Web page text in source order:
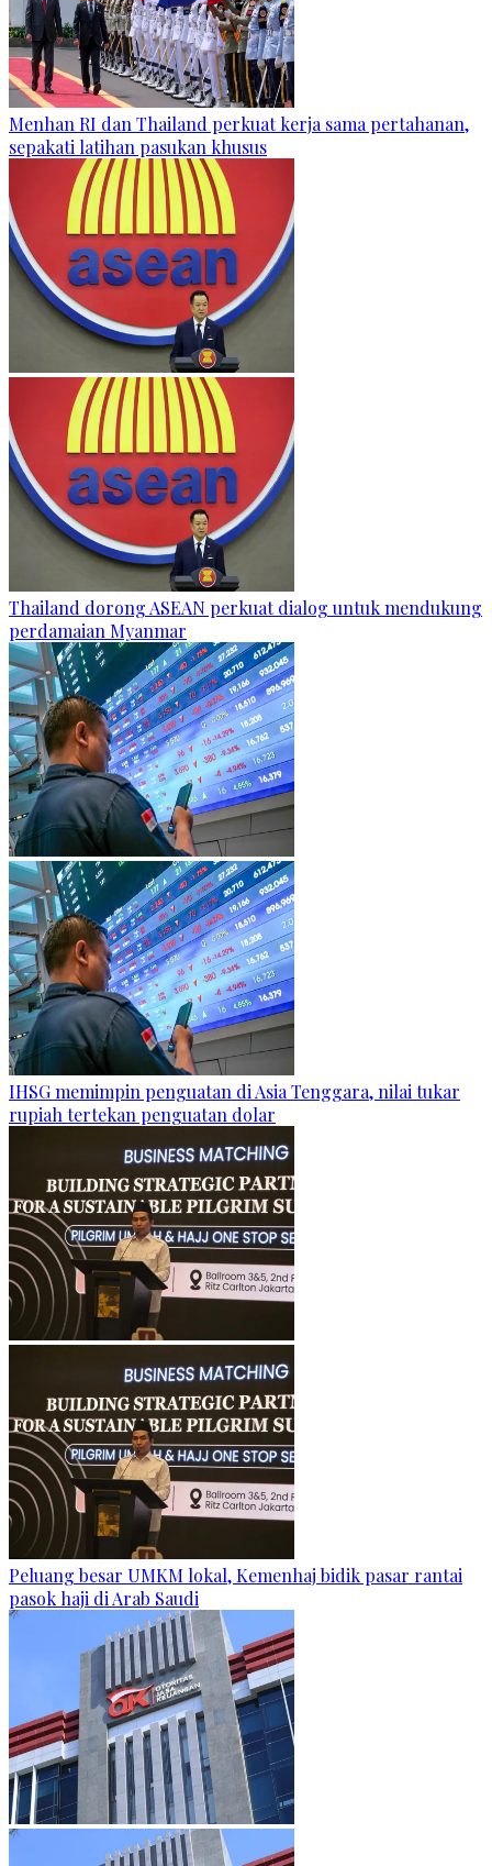
Menhan RI dan Thailand perkuat kerja sama pertahanan,
sepakati latihan pasukan khusus
Thailand dorong ASEAN perkuat dialog untuk mendukung
perdamaian Myanmar
IHSG memimpin penguatan di Asia Tenggara, nilai tukar
rupiah tertekan penguatan dolar
Peluang besar UMKM lokal, Kemenhaj bidik pasar rantai
pasok haji di Arab Saudi